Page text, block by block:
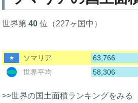
世界第40 位（227ヶ国中）
ソマリア
63,766
世界平均
58,306
>>世界の国土面積ランキングをみる